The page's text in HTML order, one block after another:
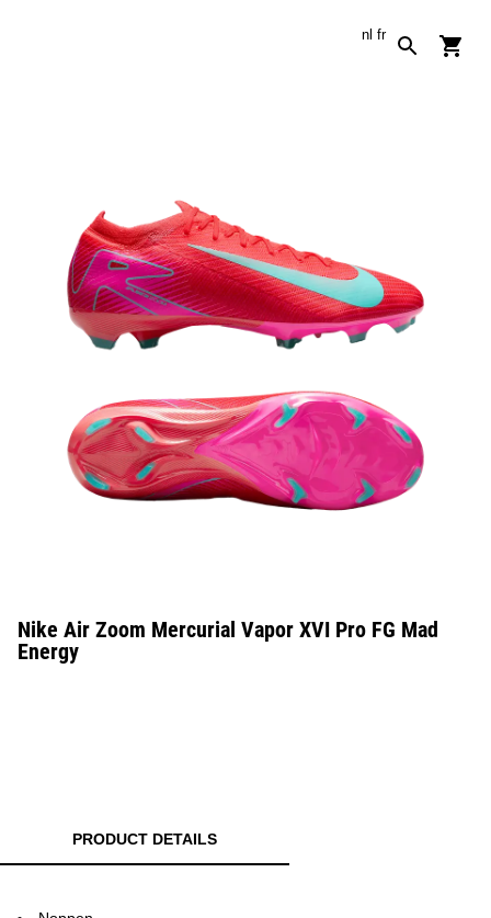
nl fr
Nike Air Zoom Mercurial Vapor XVI Pro FG Mad
Energy
PRODUCT DETAILS